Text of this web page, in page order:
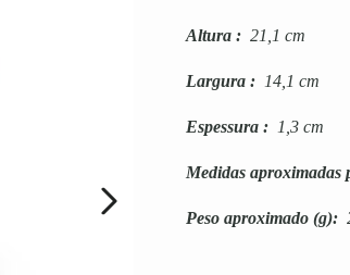
Altura : 21,1 cm
Largura : 14,1 cm
Espessura : 1,3 cm
Medidas aproximadas
Peso aproximado (g):